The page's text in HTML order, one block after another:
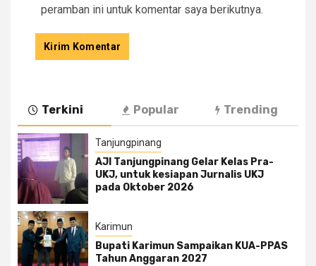
peramban ini untuk komentar saya berikutnya.
Terkini Popular Trending
Tanjungpinang
AJI Tanjungpinang Gelar Kelas Pra-
UKJ, untuk kesiapan Jurnalis UKJ
pada Oktober 2026
Karimun
Bupati Karimun Sampaikan KUA-PPAS
Tahun Anggaran 2027